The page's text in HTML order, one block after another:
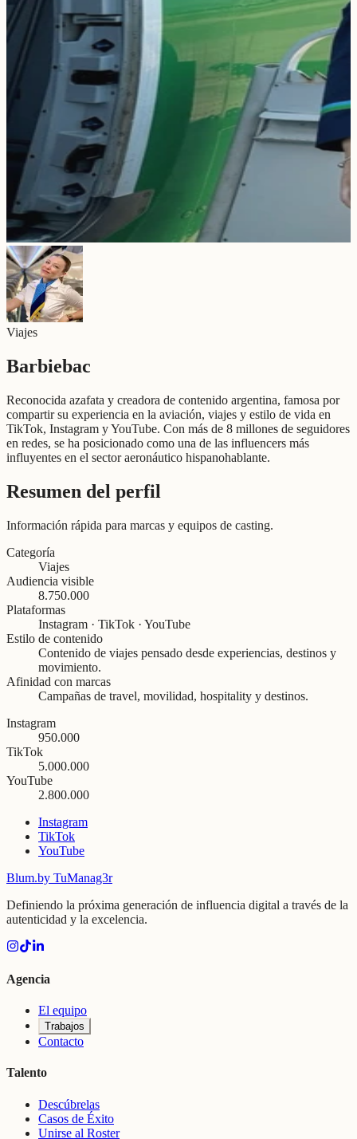
Viajes
Barbiebac
Reconocida azafata y creadora de contenido argentina, famosa por
compartir su experiencia en la aviación, viajes y estilo de vida en
TikTok, Instagram y YouTube. Con más de 8 millones de seguidores
en redes, se ha posicionado como una de las influencers más
influyentes en el sector aeronáutico hispanohablante.
Resumen del perfil
Información rápida para marcas y equipos de casting.
Categoría
Viajes
Audiencia visible
8.750.000
Plataformas
Instagram · TikTok · YouTube
Estilo de contenido
Contenido de viajes pensado desde experiencias, destinos y
movimiento.
Afinidad con marcas
Campañas de travel, movilidad, hospitality y destinos.
Instagram
950.000
TikTok
5.000.000
YouTube
2.800.000
Instagram
TikTok
YouTube
Blum.by TuManag3r
Definiendo la próxima generación de influencia digital a través de la
autenticidad y la excelencia.
Agencia
El equipo
Trabajos
Contacto
Talento
Descúbrelas
Casos de Éxito
Unirse al Roster